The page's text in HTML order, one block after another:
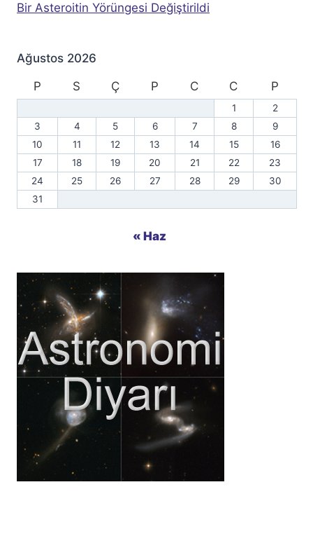
Bir Asteroitin Yörüngesi Değiştirildi
Ağustos 2026
P
S Ç P C C P
1
2
3
4 5 6 7 8
9
10
11 12 13 14 15
16
17
18 19 20 21 22
23
24
25 26 27 28 29
30
31
« Haz